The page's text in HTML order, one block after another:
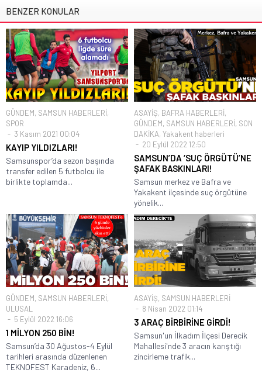
BENZER KONULAR
GÜNDEM, SAMSUN HABERLERİ,
SPOR
3 Kasım 2021 00:04
KAYIP YILDIZLARI!
Samsunspor’da sezon başında
transfer edilen 5 futbolcu ile
birlikte toplamda...
ASAYİŞ, BAFRA HABERLERİ,
GÜNDEM, SAMSUN HABERLERİ, SON
DAKİKA, Yakakent haberleri
20 Eylül 2022 12:50
SAMSUN’DA ‘SUÇ ÖRGÜTÜ’NE
ŞAFAK BASKINLARI!
Samsun merkez ve Bafra ve
Yakakent ilçesinde suç örgütüne
yönelik...
GÜNDEM, SAMSUN HABERLERİ,
ULUSAL
5 Eylül 2022 16:06
1 MİLYON 250 BİN!
Samsun’da 30 Ağustos-4 Eylül
tarihleri arasında düzenlenen
TEKNOFEST Karadeniz, 6...
ASAYİŞ, SAMSUN HABERLERİ
8 Nisan 2022 01:14
3 ARAÇ BİRBİRİNE GİRDİ!
Samsun'un İlkadım İlçesi Derecik
Mahallesi'nde 3 aracın karıştığı
zincirleme trafik...